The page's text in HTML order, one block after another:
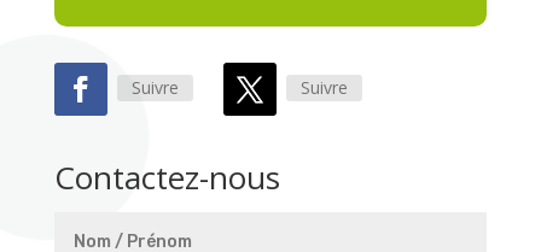
Suivre Suivre
Contactez-nous